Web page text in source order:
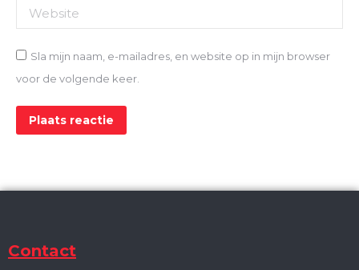
Website
Sla mijn naam, e-mailadres, en website op in mijn browser
voor de volgende keer.
Plaats reactie
Contact